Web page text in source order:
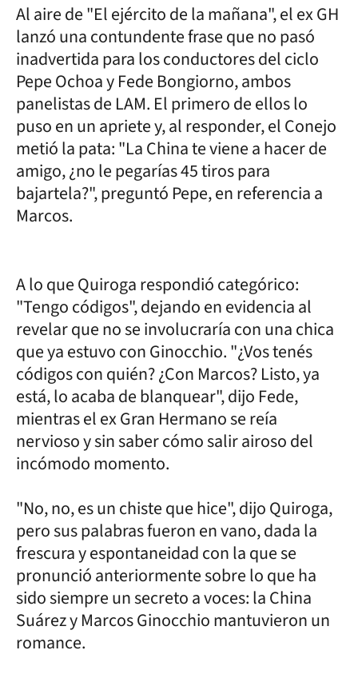
Al aire de "El ejército de la mañana", el ex GH
lanzó una contundente frase que no pasó
inadvertida para los conductores del ciclo
Pepe Ochoa y Fede Bongiorno, ambos
panelistas de LAM. El primero de ellos lo
puso en un apriete y, al responder, el Conejo
metió la pata: "La China te viene a hacer de
amigo, ¿no le pegarías 45 tiros para
bajartela?", preguntó Pepe, en referencia a
Marcos.
A lo que Quiroga respondió categórico:
"Tengo códigos", dejando en evidencia al
revelar que no se involucraría con una chica
que ya estuvo con Ginocchio. "¿Vos tenés
códigos con quién? ¿Con Marcos? Listo, ya
está, lo acaba de blanquear", dijo Fede,
mientras el ex Gran Hermano se reía
nervioso y sin saber cómo salir airoso del
incómodo momento.
"No, no, es un chiste que hice", dijo Quiroga,
pero sus palabras fueron en vano, dada la
frescura y espontaneidad con la que se
pronunció anteriormente sobre lo que ha
sido siempre un secreto a voces: la China
Suárez y Marcos Ginocchio mantuvieron un
romance.